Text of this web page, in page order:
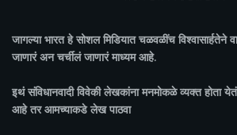
जागल्या भारतहे सोशल मिडियात चळवळींच
जाणारं अन चर्चीलं जाणारं माध्यम आहे.
इथं संविधानवादी विवेकी लेखकांना मनमोकळे व्यक्त होता
आहे तर आमच्याकडे लेख पाठवा